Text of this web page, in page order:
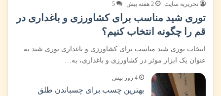
تحریریه سایت 2 هفته پیش 5
توری شید مناسب برای کشاورزی و باغداری در
قم را چگونه انتخاب کنیم؟
انتخاب توری شید مناسب برای کشاورزی و باغداری توری شید به
عنوان یک ابزار موثر در کشاورزی و باغداری، به…
4 روز پیش
بهترین چسب برای چسباندن طلق